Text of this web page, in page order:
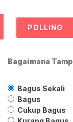
POLLING
Bagaimana
Bagus Sekali
Bagus
Cukup Bagus